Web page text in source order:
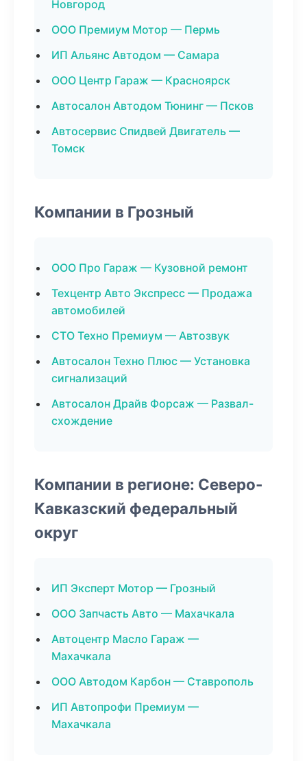
Новгород
ООО Премиум Мотор — Пермь
ИП Альянс Автодом — Самара
ООО Центр Гараж — Красноярск
Автосалон Автодом Тюнинг — Псков
Автосервис Спидвей Двигатель —
Томск
Компании в Грозный
ООО Про Гараж — Кузовной ремонт
Техцентр Авто Экспресс — Продажа
автомобилей
СТО Техно Премиум — Автозвук
Автосалон Техно Плюс — Установка
сигнализаций
Автосалон Драйв Форсаж — Развал-
схождение
Компании в регионе: Северо-
Кавказский федеральный
округ
ИП Эксперт Мотор — Грозный
ООО Запчасть Авто — Махачкала
Автоцентр Масло Гараж —
Махачкала
ООО Автодом Карбон — Ставрополь
ИП Автопрофи Премиум —
Махачкала